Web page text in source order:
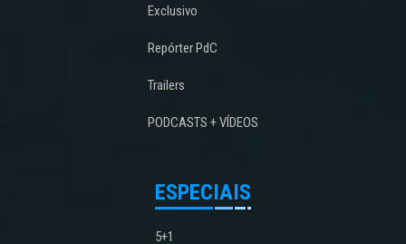
Exclusivo
Repórter PdC
Trailers
PODCASTS + VÍDEOS
ESPECIAIS
5+1